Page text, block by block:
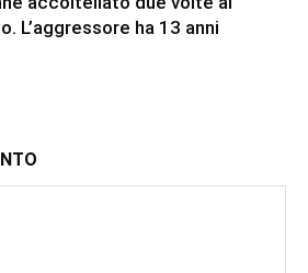
testo
L’aggressore ha 13 anni